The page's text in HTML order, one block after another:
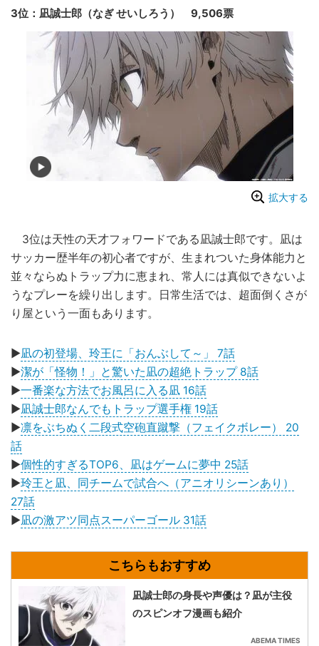
3位：凪誠士郎（なぎ せいしろう） 9,506票
拡大する
3位は天性の天才フォワードである凪誠士郎です。凪は
サッカー歴半年の初心者ですが、生まれついた身体能力と
並々ならぬトラップ力に恵まれ、常人には真似できないよ
うなプレーを繰り出します。日常生活では、超面倒くさが
り屋という一面もあります。
▶凪の初登場、玲王に「おんぶして～」 7話
▶潔が「怪物！」と驚いた凪の超絶トラップ 8話
▶一番楽な方法でお風呂に入る凪 16話
▶凪誠士郎なんでもトラップ選手権 19話
▶凛をぶちぬく二段式空砲直蹴撃（フェイクボレー） 20
話
▶個性的すぎるTOP6、凪はゲームに夢中 25話
▶玲王と凪、同チームで試合へ（アニオリシーンあり）
27話
▶凪の激アツ同点スーパーゴール 31話
凪誠士郎の身長や声優は？凪が主役
のスピンオフ漫画も紹介
ABEMA TIMES